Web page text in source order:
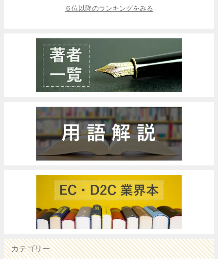
６位以降のランキングをみる
カテゴリー